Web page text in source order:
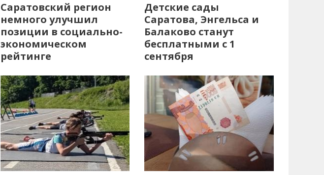
Саратовский регион
немного улучшил
позиции в социально-
экономическом
рейтинге
Детские сады
Саратова, Энгельса и
Балаково станут
бесплатными с 1
сентября